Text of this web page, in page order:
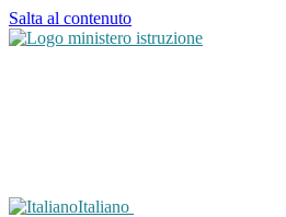
Salta al contenuto
Italiano